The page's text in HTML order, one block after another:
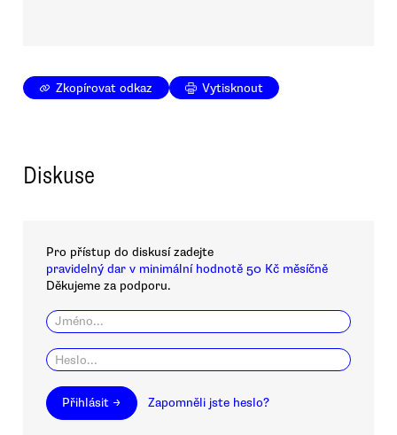
Zkopírovat odkaz Vytisknout
Diskuse
Pro přístup do diskusí zadejte
pravidelný dar v minimální hodnotě 50 Kč měsíčně
Děkujeme za podporu.
Přihlásit → Zapomněli jste heslo?